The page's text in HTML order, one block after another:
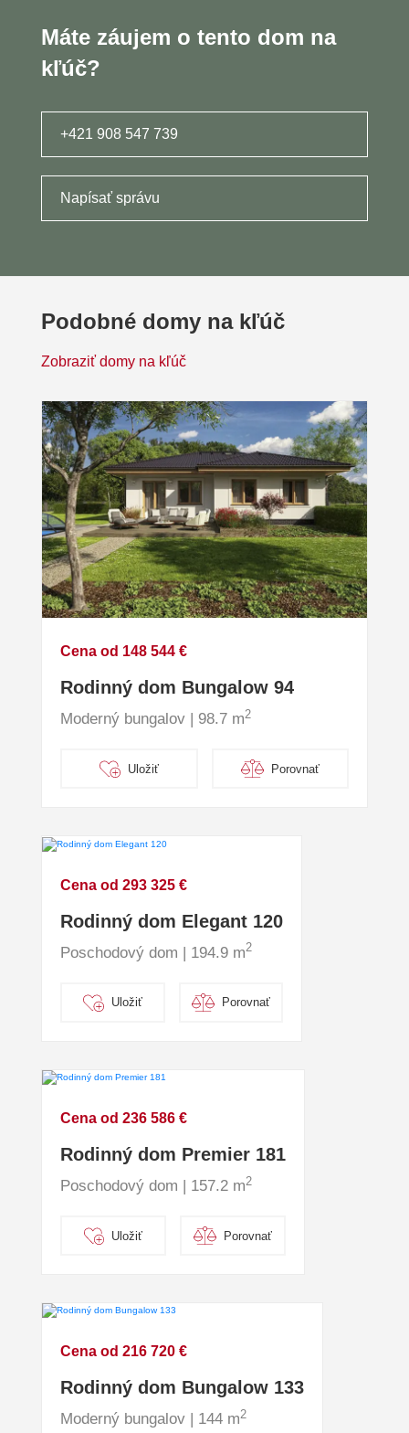
Máte záujem o tento dom na
kľúč?
+421 908 547 739
Napísať správu
Podobné domy na kľúč
Zobraziť domy na kľúč
Cena od 148 544 €
Rodinný dom Bungalow 94
Moderný bungalov | 98.7 m2
Uložiť Porovnať
Cena od 293 325 €
Rodinný dom Elegant 120
Poschodový dom | 194.9 m2
Uložiť Porovnať
Cena od 236 586 €
Rodinný dom Premier 181
Poschodový dom | 157.2 m2
Uložiť Porovnať
Cena od 216 720 €
Rodinný dom Bungalow 133
Moderný bungalov | 144 m2